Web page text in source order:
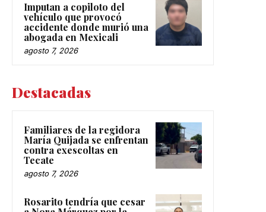
Imputan a copiloto del
vehículo que provocó
accidente donde murió una
abogada en Mexicali
agosto 7, 2026
Destacadas
Familiares de la regidora
María Quijada se enfrentan
contra exescoltas en
Tecate
agosto 7, 2026
Rosarito tendría que cesar